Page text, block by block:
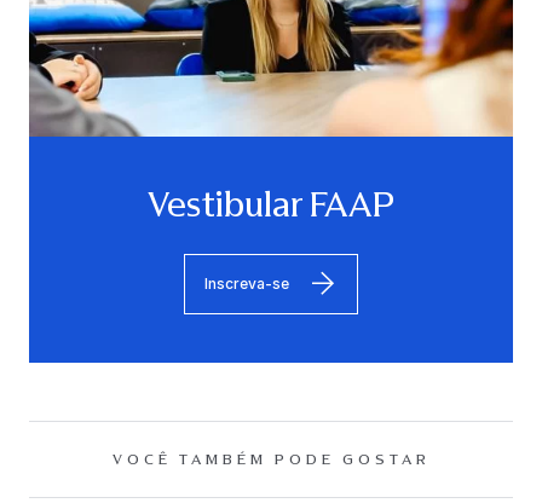
Vestibular FAAP
Inscreva-se
VOCÊ TAMBÉM PODE GOSTAR